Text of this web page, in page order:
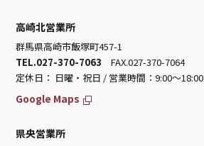
高崎北営業所
群馬県高崎市飯塚町457-1
TEL.027-370-7063 FAX.027-370-7064
定休日： 日曜・祝日 / 営業時間：9:00～18:00
Google Maps
県央営業所